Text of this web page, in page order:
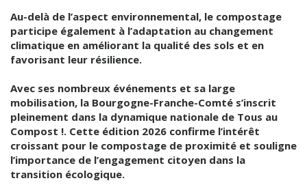
Au-delà de l’aspect environnemental, le compostage
participe également à l’adaptation au changement
climatique en améliorant la qualité des sols et en
favorisant leur résilience.
Avec ses nombreux événements et sa large
mobilisation, la Bourgogne-Franche-Comté s’inscrit
pleinement dans la dynamique nationale de Tous au
Compost !. Cette édition 2026 confirme l’intérêt
croissant pour le compostage de proximité et souligne
l’importance de l’engagement citoyen dans la
transition écologique.